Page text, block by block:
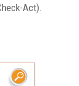
Act).